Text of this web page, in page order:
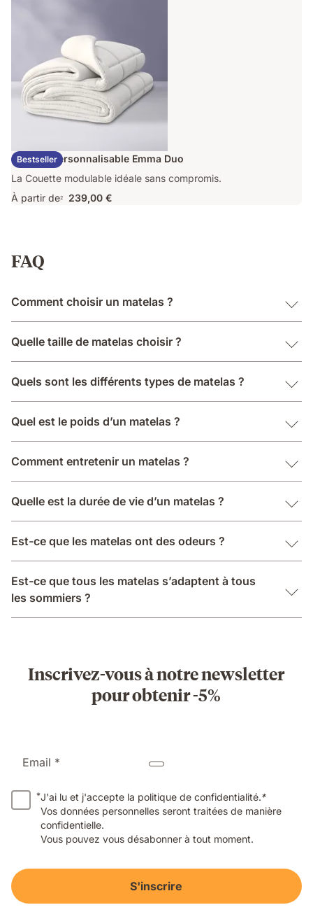
Bestseller
Couette Personnalisable Emma Duo
La Couette modulable idéale sans compromis.
À partir de2 239,00 €
FAQ
Comment choisir un matelas ?
Quelle taille de matelas choisir ?
Quels sont les différents types de matelas ?
Quel est le poids d’un matelas ?
Comment entretenir un matelas ?
Quelle est la durée de vie d’un matelas ?
Est-ce que les matelas ont des odeurs ?
Est-ce que tous les matelas s’adaptent à tous
les sommiers ?
Inscrivez-vous à notre newsletter
pour obtenir -5%
Email *
*J'ai lu et j'accepte la politique de confidentialité.*
Vos données personnelles seront traitées de manière
confidentielle.
Vous pouvez vous désabonner à tout moment.
S'inscrire